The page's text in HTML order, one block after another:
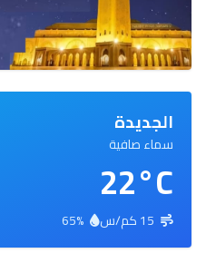
الجديدة
سماء صافية
22°C